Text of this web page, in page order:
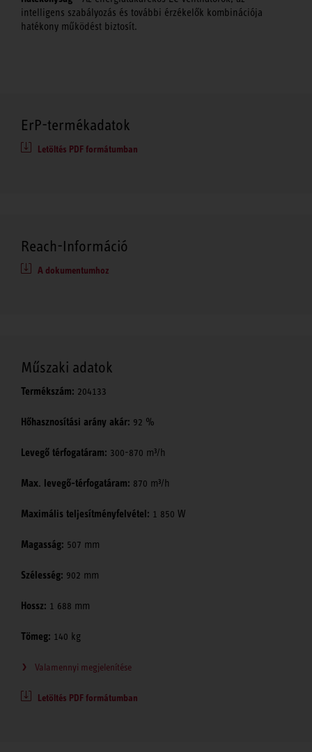
intelligens szabályozás és további érzékelők kombinációja
hatékony működést biztosít.
ErP-termékadatok
Letöltés PDF formátumban
Reach-Információ
A dokumentumhoz
Műszaki adatok
Termékszám: 204133
Hőhasznosítási arány akár: 92 %
Levegő térfogatáram: 300-870 m³/h
Max. levegő-térfogatáram: 870 m³/h
Maximális teljesítményfelvétel: 1 850 W
Magasság: 507 mm
Szélesség: 902 mm
Hossz: 1 688 mm
Tömeg: 140 kg
Valamennyi megjelenítése
Letöltés PDF formátumban